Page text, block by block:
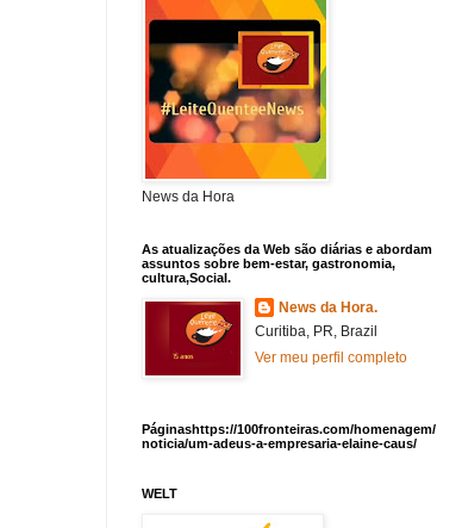
News da Hora
As atualizações da Web são diárias e abordam
assuntos sobre bem-estar, gastronomia,
cultura,Social.
News da Hora.
Curitiba, PR, Brazil
Ver meu perfil completo
Páginashttps://100fronteiras.com/homenagem/
noticia/um-adeus-a-empresaria-elaine-caus/
WELT